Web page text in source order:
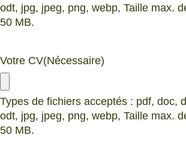
odt, jpg, jpeg, png, webp, Taille max.
50 MB.
Votre CV(Nécessaire)
Types de fichiers acceptés : pdf, doc,
odt, jpg, jpeg, png, webp, Taille max.
50 MB.